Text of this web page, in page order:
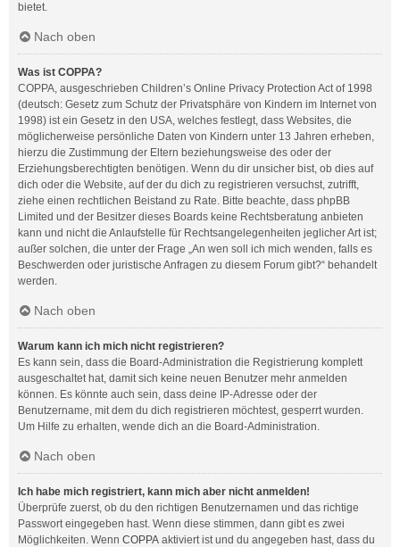
bietet.
Nach oben
Was ist COPPA?
COPPA, ausgeschrieben Children’s Online Privacy Protection Act of 1998
(deutsch: Gesetz zum Schutz der Privatsphäre von Kindern im Internet von
1998) ist ein Gesetz in den USA, welches festlegt, dass Websites, die
möglicherweise persönliche Daten von Kindern unter 13 Jahren erheben,
hierzu die Zustimmung der Eltern beziehungsweise des oder der
Erziehungsberechtigten benötigen. Wenn du dir unsicher bist, ob dies auf
dich oder die Website, auf der du dich zu registrieren versuchst, zutrifft,
ziehe einen rechtlichen Beistand zu Rate. Bitte beachte, dass phpBB
Limited und der Besitzer dieses Boards keine Rechtsberatung anbieten
kann und nicht die Anlaufstelle für Rechtsangelegenheiten jeglicher Art ist;
außer solchen, die unter der Frage „An wen soll ich mich wenden, falls es
Beschwerden oder juristische Anfragen zu diesem Forum gibt?“ behandelt
werden.
Nach oben
Warum kann ich mich nicht registrieren?
Es kann sein, dass die Board-Administration die Registrierung komplett
ausgeschaltet hat, damit sich keine neuen Benutzer mehr anmelden
können. Es könnte auch sein, dass deine IP-Adresse oder der
Benutzername, mit dem du dich registrieren möchtest, gesperrt wurden.
Um Hilfe zu erhalten, wende dich an die Board-Administration.
Nach oben
Ich habe mich registriert, kann mich aber nicht anmelden!
Überprüfe zuerst, ob du den richtigen Benutzernamen und das richtige
Passwort eingegeben hast. Wenn diese stimmen, dann gibt es zwei
Möglichkeiten. Wenn COPPA aktiviert ist und du angegeben hast, dass du